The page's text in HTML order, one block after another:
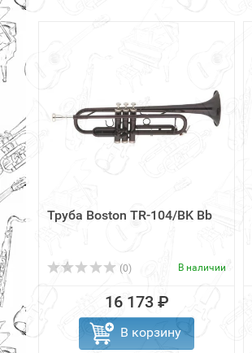
Труба Boston TR-104/BK Bb
(0) В наличии
16 173 ₽
В корзину